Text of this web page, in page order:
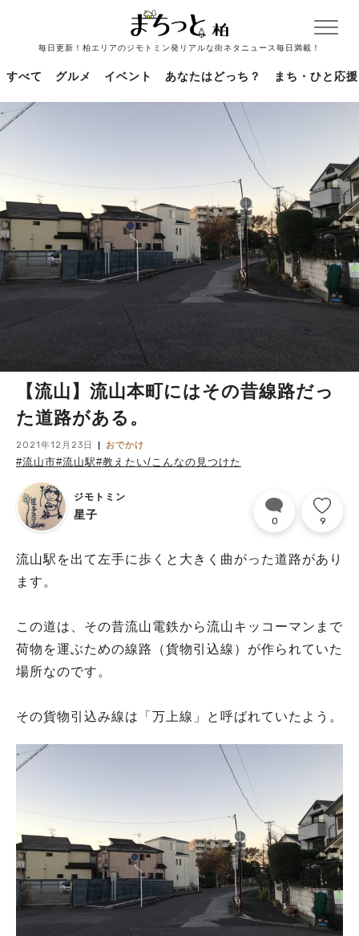
毎日更新！柏エリアのジモトミン発リアルな街ネタニュース毎日満載！
すべて グルメ イベント あなたはどっち？ まち・ひと応援
【流山】流山本町にはその昔線路だっ
た道路がある。
2021年12月23日 おでかけ
#流山市#流山駅#教えたい/こんなの見つけた
ジモトミン
星子 0 9
流山駅を出て左手に歩くと大きく曲がった道路があり
ます。
この道は、その昔流山電鉄から流山キッコーマンまで
荷物を運ぶための線路（貨物引込線）が作られていた
場所なのです。
その貨物引込み線は「万上線」と呼ばれていたよう。